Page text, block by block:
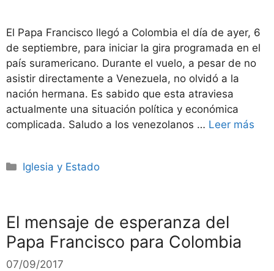
El Papa Francisco llegó a Colombia el día de ayer, 6
de septiembre, para iniciar la gira programada en el
país suramericano. Durante el vuelo, a pesar de no
asistir directamente a Venezuela, no olvidó a la
nación hermana. Es sabido que esta atraviesa
actualmente una situación política y económica
complicada. Saludo a los venezolanos … Leer más
Categorías
Iglesia y Estado
El mensaje de esperanza del
Papa Francisco para Colombia
07/09/2017